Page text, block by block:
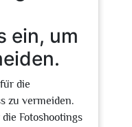
ein, um
die
zu vermeiden.
Fotoshootings